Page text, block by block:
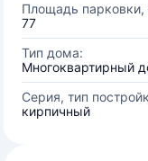
Площадь парковки,
77
Тип дома:
Многоквартирный
Серия, тип
кирпичный